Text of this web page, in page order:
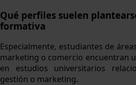
Qué perfiles suelen
formativa
Especialmente, estudiantes de
marketing o comercio encuentran
en estudios universitarios
gestión o marketing.